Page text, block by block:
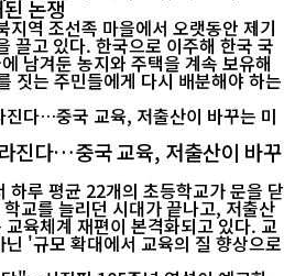
논쟁
역 조선족 마을에서 오랫동안 제기
끌고 있다. 한국으로 이주해 한국 국
남겨둔 농지와 주택을 계속 보유해
짓는 주민들에게 다시 배분해야 하는
진다…중국 교육, 저출산이 바꾸
루 평균 22개의 초등학교가 문을 닫
교를 늘리던 시대가 끝나고, 저출산
육체계 재편이 본격화되고 있다. 교
'규모 확대에서 교육의 질 향상으로